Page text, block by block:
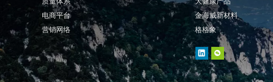
电商平台
营销网络
金海威新材料
格格象